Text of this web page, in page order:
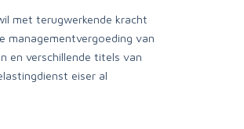
met terugwerkende kracht
managementvergoeding van
en verschillende titels van
eiser al